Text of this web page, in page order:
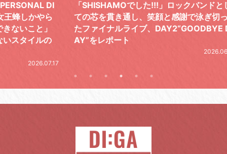
DI
ら
」
の
「SHISHAMOでした!!!」ロックバンドとし
ての芯を貫き通し、笑顔と感謝で泳ぎ切っ
たファイナルライブ、DAY2“GOODBYE D
AY”をレポート
気
レ